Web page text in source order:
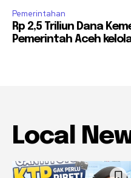
Pemerintahan
Rp 2,5 Triliun Dana
Pemerintah Aceh
Local